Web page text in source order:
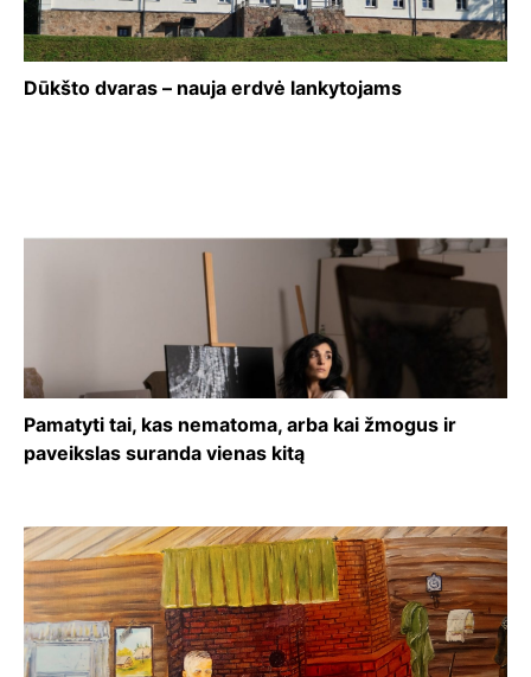
Dūkšto dvaras – nauja erdvė lankytojams
Pamatyti tai, kas nematoma, arba kai žmogus ir
paveikslas suranda vienas kitą